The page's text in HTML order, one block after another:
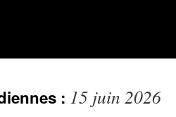
: 15 juin 2026